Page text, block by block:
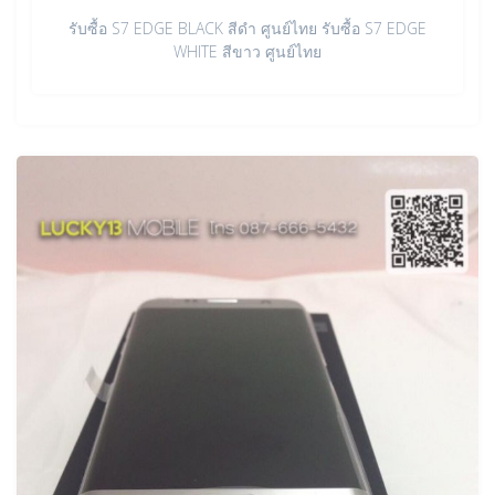
รับซื้อ S7 EDGE BLACK สีดำ ศูนย์ไทย รับซื้อ S7 EDGE
WHITE สีขาว ศูนย์ไทย